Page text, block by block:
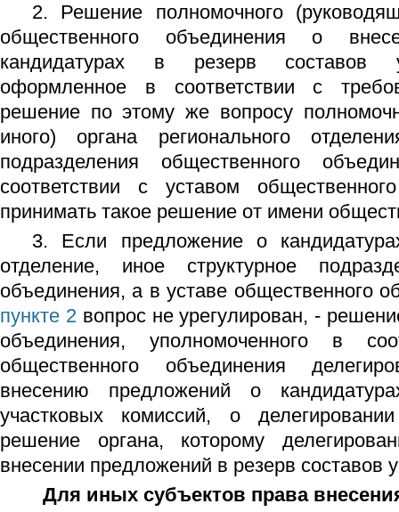
2. Решение полномочного
общественного объединения о
кандидатурах в резерв составов
оформленное в соответствии с
решение по этому же вопросу
иного) органа регионального
подразделения общественного
соответствии с уставом
принимать такое решение от имени
3. Если предложение о
отделение, иное структурное
объединения, а в уставе общественного
пункте 2вопрос не урегулирован, -
объединения, уполномоченного в
общественного объединения
внесению предложений о
участковых комиссий, о
решение органа, которому
внесении предложений в резерв составов
Для иных субъектов права